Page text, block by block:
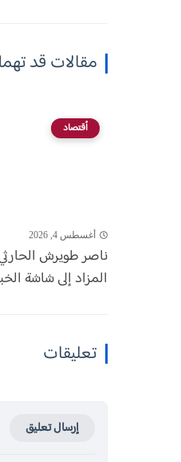
مقالات قد
أقتصاد
أغسطس 4, 2026
ناصر طويرش
المزاد إلى شاشة
تعليقات
إرسال تعليق